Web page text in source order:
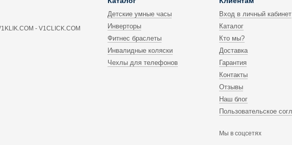
- V1CLICK.COM
Детские умные часы
Инверторы
Фитнес браслеты
Инвалидные коляски
Чехлы для телефонов
Вход в личный кабинет
Каталог
Кто мы?
Доставка
Гарантия
Контакты
Отзывы
Наш блог
Пользовательское
Мы в соцсетях